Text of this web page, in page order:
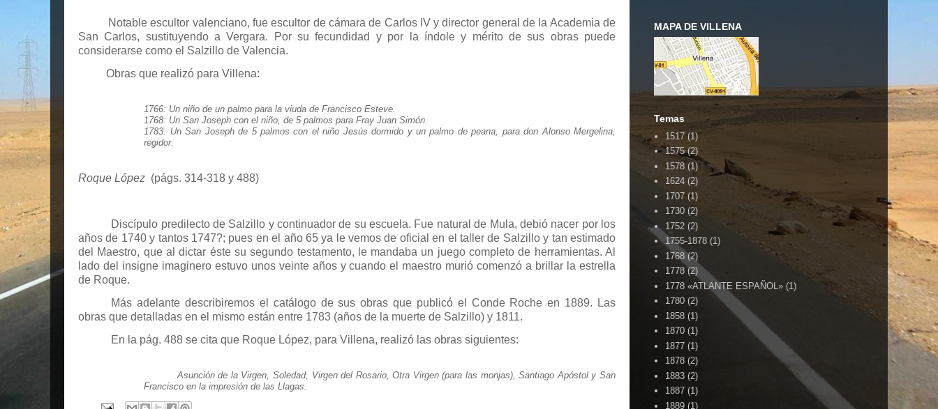
Notable escultor valenciano, fue escultor de cámara de Carlos IV y director general de la Academia de
San Carlos, sustituyendo a Vergara. Por su fecundidad y por la índole y mérito de sus obras puede
considerarse como el Salzillo de Valencia.
Obras que realizó para Villena:
1766: Un niño de un palmo para la viuda de Francisco Esteve.
1768: Un San Joseph con el niño, de 5 palmos para Fray Juan Simón.
1783: Un San Joseph de 5 palmos con el niño Jesús dormido y un palmo de peana, para don Alonso Mergelina,
regidor.
Roque López (págs. 314-318 y 488)
Discípulo predilecto de Salzillo y continuador de su escuela. Fue natural de Mula, debió nacer por los
años de 1740 y tantos 1747?; pues en el año 65 ya le vemos de oficial en el taller de Salzillo y tan estimado
del Maestro, que al dictar éste su segundo testamento, le mandaba un juego completo de herramientas. Al
lado del insigne imaginero estuvo unos veinte años y cuando el maestro murió comenzó a brillar la estrella
de Roque.
Más adelante describiremos el catálogo de sus obras que publicó el Conde Roche en 1889. Las
obras que detalladas en el mismo están entre 1783 (años de la muerte de Salzillo) y 1811.
En la pág. 488 se cita que Roque López, para Villena, realizó las obras siguientes:
Asunción de la Virgen, Soledad, Virgen del Rosario, Otra Virgen (para las monjas), Santiago Apóstol y San
Francisco en la impresión de las Llagas.
MAPA DE VILLENA
Temas
1517 (1)
1575 (2)
1578 (1)
1624 (2)
1707 (1)
1730 (2)
1752 (2)
1755-1878 (1)
1768 (2)
1778 (2)
1778 «ATLANTE ESPAÑOL» (1)
1780 (2)
1858 (1)
1870 (1)
1877 (1)
1878 (2)
1883 (2)
1887 (1)
1889 (1)